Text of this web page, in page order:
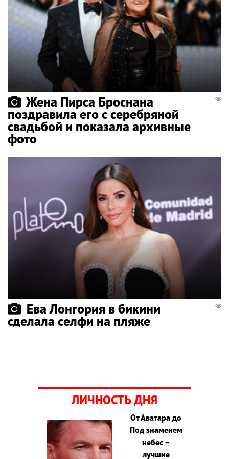
Жена Пирса Броснана
поздравила его с серебряной
свадьбой и показала архивные
фото
Ева Лонгория в бикини
сделала селфи на пляже
ЛИЧНОСТЬ ДНЯ
От Аватара до
Под знаменем
небес –
лучшие